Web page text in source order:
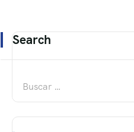
Search